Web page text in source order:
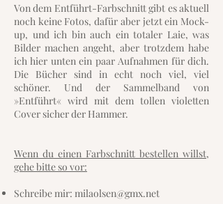
Von dem Entführt-Farbschnitt gibt es aktuell
noch keine Fotos, dafür aber jetzt ein Mock-
up, und ich bin auch ein totaler Laie, was
Bilder machen angeht, aber trotzdem habe
ich hier unten ein paar Aufnahmen für dich.
Die Bücher sind in echt noch viel, viel
schöner. Und der Sammelband von
»Entführt« wird mit dem tollen violetten
Cover sicher der Hammer.
Wenn du einen Farbschnitt bestellen willst,
gehe bitte so vor:
Schreibe mir: milaolsen@gmx.net